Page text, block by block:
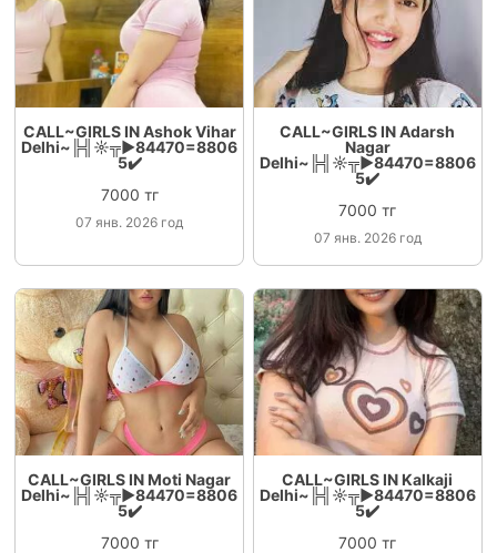
CALL~GIRLS IN Ashok Vihar
Delhi~╠╣☼╦►84470=8806
5✔️
7000 тг
07 янв. 2026 год
CALL~GIRLS IN Adarsh
Nagar
Delhi~╠╣☼╦►84470=8806
5✔️
7000 тг
07 янв. 2026 год
CALL~GIRLS IN Moti Nagar
Delhi~╠╣☼╦►84470=8806
5✔️
7000 тг
CALL~GIRLS IN Kalkaji
Delhi~╠╣☼╦►84470=8806
5✔️
7000 тг